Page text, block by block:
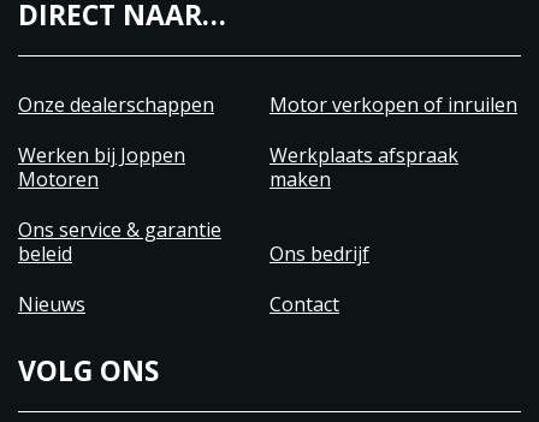
DIRECT NAAR…
Onze dealerschappen
Motor verkopen of inruilen
Werken bij Joppen
Motoren
Werkplaats afspraak
maken
Ons service & garantie
beleid
Ons bedrijf
Nieuws
Contact
VOLG ONS